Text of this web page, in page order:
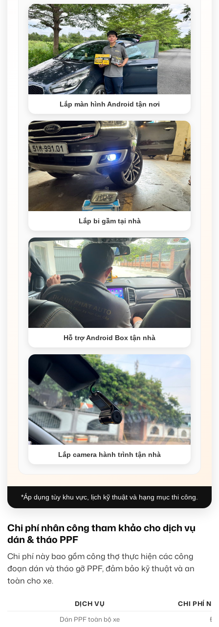
Lắp màn hình Android tận nơi
Lắp bi gầm tại nhà
Hỗ trợ Android Box tận nhà
Lắp camera hành trình tận nhà
*Áp dụng tùy khu vực, lịch kỹ thuật và hạng mục thi công.
Chi phí nhân công tham khảo cho dịch vụ
dán & tháo PPF
Chi phí này bao gồm công thợ thực hiện các công
đoạn dán và tháo gỡ PPF, đảm bảo kỹ thuật và an
toàn cho xe.
DỊCH VỤ
CHI PHÍ
Dán PPF toàn bộ xe
Đã